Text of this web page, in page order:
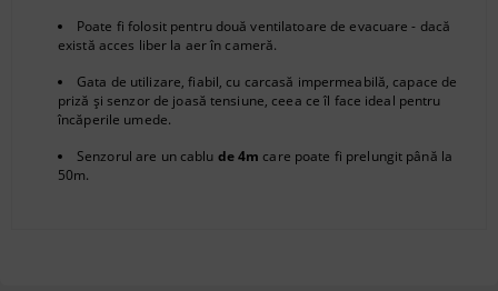
Poate fi folosit pentru două ventilatoare de evacuare - dacă
există acces liber la aer în cameră.
Gata de utilizare, fiabil, cu carcasă impermeabilă, capace de
priză și senzor de joasă tensiune, ceea ce îl face ideal pentru
încăperile umede.
Senzorul are un cablu de 4m care poate fi prelungit până la
50m.